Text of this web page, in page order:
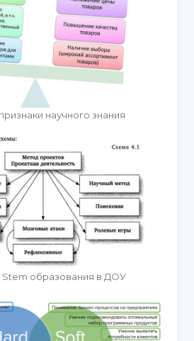
научного знания
Stem образования в ДОУ